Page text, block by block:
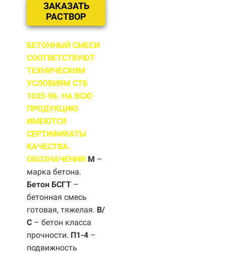
ЗАКАЗАТЬ
РАСТВОР
БЕТОННЫЙ СМЕСИ
СООТВЕТСТВУЮТ
ТЕХНИЧЕСКИМ
УСЛОВИЯМ СТБ
1035-96. НА ВСЮ
ПРОДУКЦИЮ
ИМЕЮТСЯ
СЕРТИФИКАТЫ
КАЧЕСТВА.
ОБОЗНАЧЕНИЯ:М –
марка бетона.
Бетон БСГТ –
бетонная смесь
готовая, тяжелая. B/
С – бетон класса
прочности. П1-4 –
подвижность